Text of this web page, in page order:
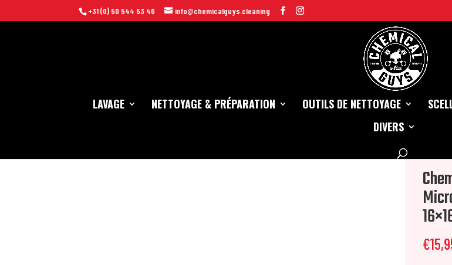
+31 (0) 50 544 53 46 info@chemicalguys.cleaning
LAVAGE NETTOYAGE & PRÉPARATION OUTILS DE NETTOYAGE
DIVERS
/ Chemical Guys Workhorse Professional Grade Microfiber Towel (Rubber/
€